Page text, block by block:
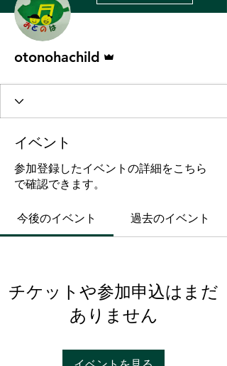
otonohachild
イベント
参加登録したイベントの詳細をこちら
で確認できます。
今後のイベント 過去のイベント
チケットや参加申込はまだ
ありません